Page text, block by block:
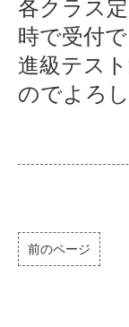
各クラス
時で受付
進級テス
のでよろ
前のページ